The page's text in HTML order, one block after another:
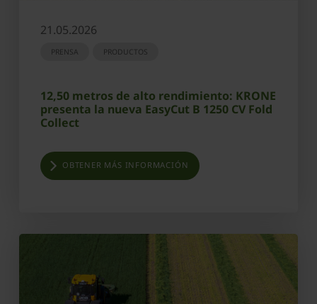
21.05.2026
PRENSA PRODUCTOS
12,50 metros de alto rendimiento: KRONE
presenta la nueva EasyCut B 1250 CV Fold
Collect
OBTENER MÁS INFORMACIÓN